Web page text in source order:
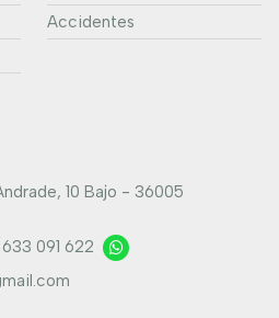
Accidentes
10 Bajo - 36005
633 091 622